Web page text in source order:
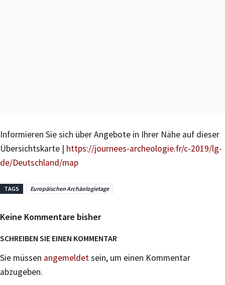
Informieren Sie sich über Angebote in Ihrer Nähe auf dieser
Übersichtskarte | https://journees-archeologie.fr/c-2019/lg-
de/Deutschland/map
TAGS Europäischen Archäologietage
Keine Kommentare bisher
SCHREIBEN SIE EINEN KOMMENTAR
Sie müssen angemeldetsein, um einen Kommentar
abzugeben.